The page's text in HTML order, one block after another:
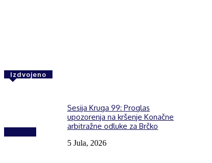
Izdvojeno
Sesija Kruga 99: Proglas
upozorenja na kršenje Konačne
arbitražne odluke za Brčko
5 Jula, 2026